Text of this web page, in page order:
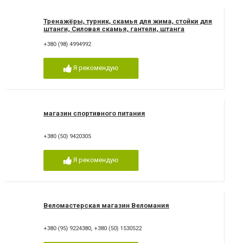
Тренажёры, турник, скамья для жима, стойки для
штанги, Силовая скамья, гантели, штанга
+380 (98) 4994992
Я рекомендую
магазин спортивного питания
+380 (50) 9420305
Я рекомендую
Веломастерская магазин Веломания
+380 (95) 9224380, +380 (50) 1530522